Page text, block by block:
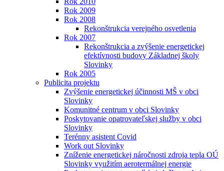
Rok 2009
Rok 2008
Rekonštrukcia verejného osvetlenia
Rok 2007
Rekonštrukcia a zvýšenie energetickej
efektívnosti budovy Základnej školy
Slovinky
Rok 2005
Publicita projektu
Zvýšenie energetickej účinnosti MŠ v obci
Slovinky
Komunitné centrum v obci Slovinky
Poskytovanie opatrovateľskej služby v obci
Slovinky
Terénny asistent Covid
Work out Slovinky
Zníženie energetickej náročnosti zdroja tepla OÚ
Slovinky využitím aerotermálnej energie